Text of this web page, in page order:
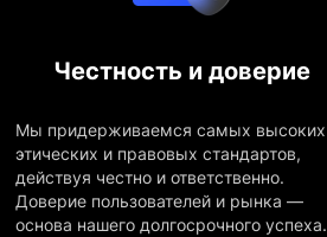
Честность и доверие
Мы придерживаемся самых высоких
этических и правовых стандартов,
действуя честно и ответственно.
Доверие пользователей и рынка —
основа нашего долгосрочного успеха.